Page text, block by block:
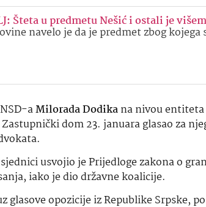
Šteta u predmetu Nešić i ostali je
navelo je da je predmet zbog kojega
aMilorada Dodikana nivou entiteta
dom 23. januara glasao za
usvojio je Prijedloge zakona o
iako je dio državne koalicije.
glasove opozicije iz Republike Srpske,